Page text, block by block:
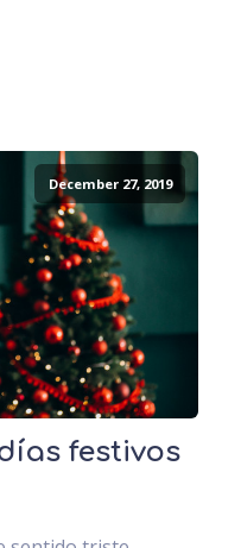
December 27, 2019
festivos